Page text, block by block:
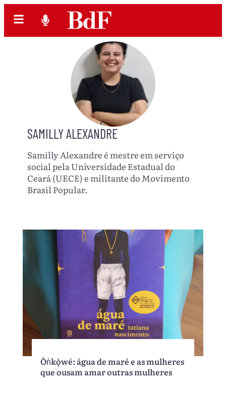
SAMILLY ALEXANDRE
Samilly Alexandre é mestre em serviço
social pela Universidade Estadual do
Ceará (UECE) e militante do Movimento
Brasil Popular.
Òǹkọ̀wé: água de maré e as mulheres
que ousam amar outras mulheres